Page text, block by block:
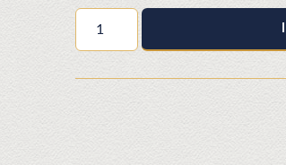
Studentenhaver/Puur
aantal